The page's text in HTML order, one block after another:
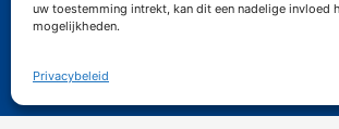
uw toestemming intrekt, kan dit een nadelige invloed
mogelijkheden.
Privacybeleid
Kontakt formular